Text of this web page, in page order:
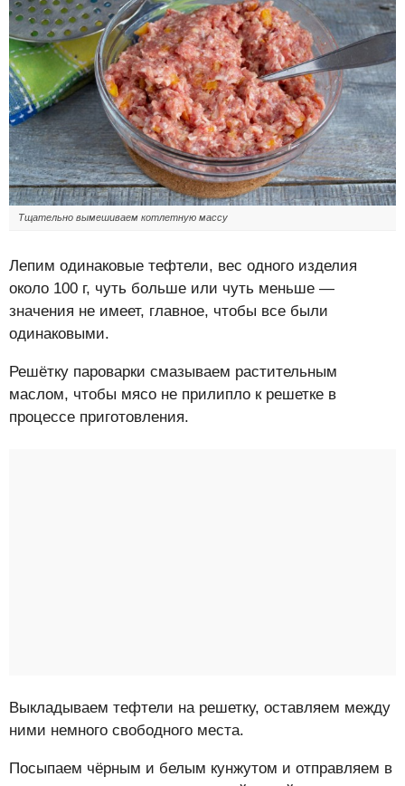
Тщательно вымешиваем котлетную массу
Лепим одинаковые тефтели, вес одного изделия
около 100 г, чуть больше или чуть меньше —
значения не имеет, главное, чтобы все были
одинаковыми.
Решётку пароварки смазываем растительным
маслом, чтобы мясо не прилипло к решетке в
процессе приготовления.
Выкладываем тефтели на решетку, оставляем между
ними немного свободного места.
Посыпаем чёрным и белым кунжутом и отправляем в